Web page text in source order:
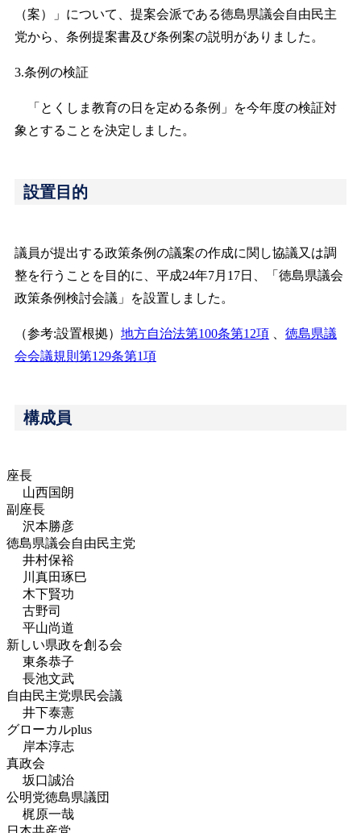
（案）」について、提案会派である徳島県議会自由民主
党から、条例提案書及び条例案の説明がありました。
3.条例の検証
「とくしま教育の日を定める条例」を今年度の検証対
象とすることを決定しました。
設置目的
議員が提出する政策条例の議案の作成に関し協議又は調
整を行うことを目的に、平成24年7月17日、「徳島県議会
政策条例検討会議」を設置しました。
（参考:設置根拠） 地方自治法第100条第12項
徳島県議
会会議規則第129条第1項
構成員
座長
山西国朗
副座長
沢本勝彦
徳島県議会自由民主党
井村保裕
川真田琢巳
木下賢功
古野司
平山尚道
新しい県政を創る会
東条恭子
長池文武
自由民主党県民会議
井下泰憲
グローカルplus
岸本淳志
真政会
坂口誠治
公明党徳島県議団
梶原一哉